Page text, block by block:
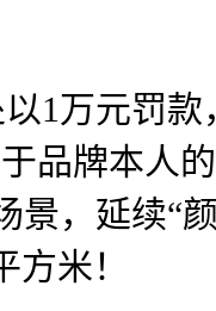
1万元罚款
品牌本人
景，延续“
米！